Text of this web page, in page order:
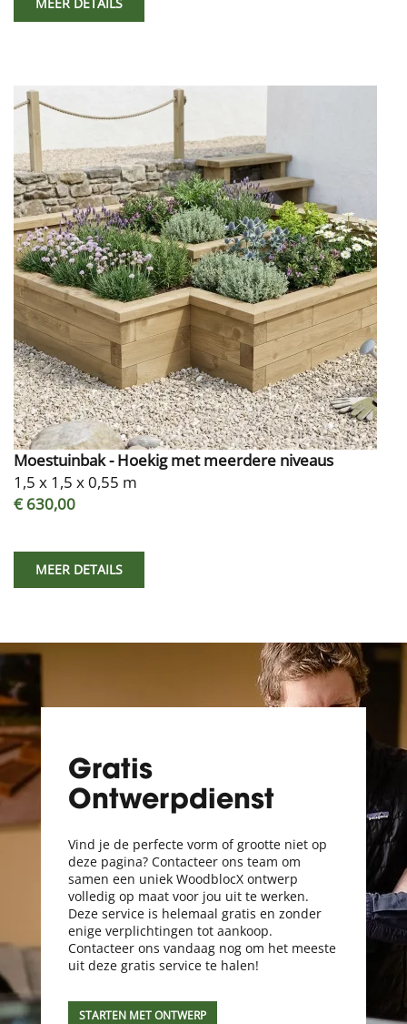
Moestuinbak - Hoekig met meerdere niveaus
1,5 x 1,5 x 0,55 m
€ 630,00
MEER DETAILS
Gratis
Ontwerpdienst
Vind je de perfecte vorm of grootte niet op
deze pagina? Contacteer ons team om
samen een uniek WoodblocX ontwerp
volledig op maat voor jou uit te werken.
Deze service is helemaal gratis en zonder
enige verplichtingen tot aankoop.
Contacteer ons vandaag nog om het meeste
uit deze gratis service te halen!
STARTEN MET ONTWERP